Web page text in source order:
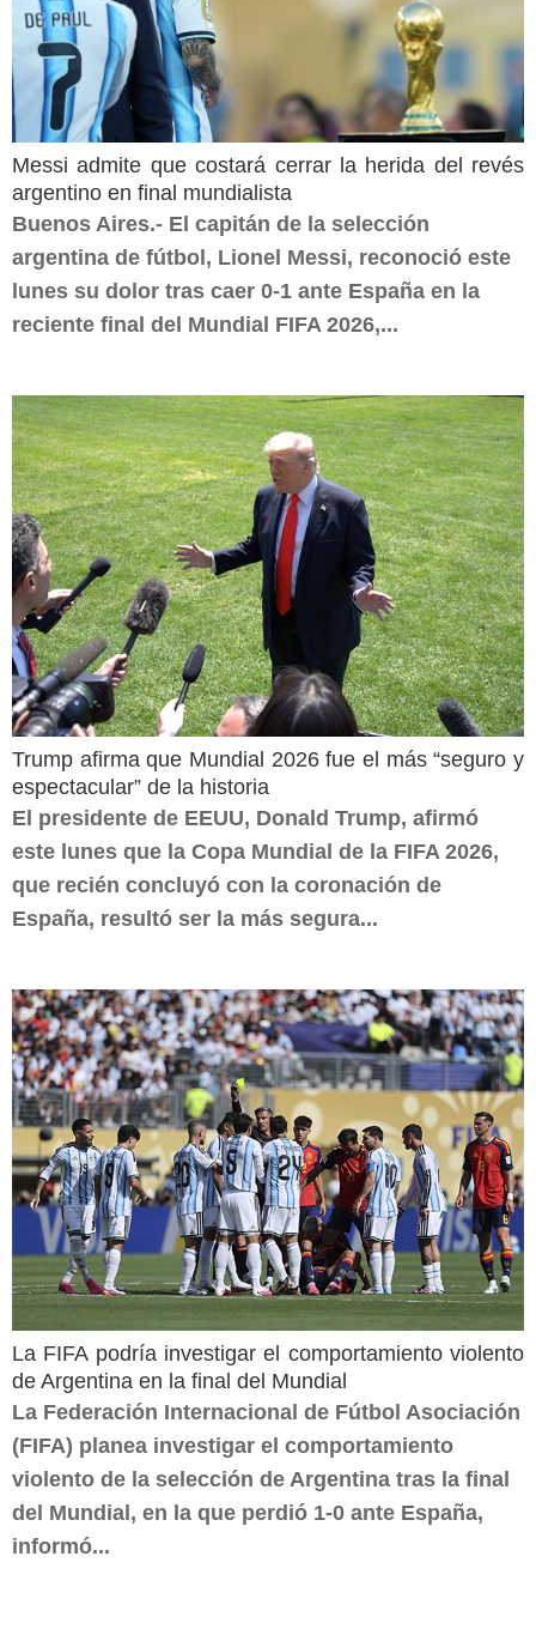
Messi admite que costará cerrar la herida del revés
argentino en final mundialista
Buenos Aires.- El capitán de la selección
argentina de fútbol, Lionel Messi, reconoció este
lunes su dolor tras caer 0-1 ante España en la
reciente final del Mundial FIFA 2026,...
Trump afirma que Mundial 2026 fue el más “seguro y
espectacular” de la historia
El presidente de EEUU, Donald Trump, afirmó
este lunes que la Copa Mundial de la FIFA 2026,
que recién concluyó con la coronación de
España, resultó ser la más segura...
La FIFA podría investigar el comportamiento violento
de Argentina en la final del Mundial
La Federación Internacional de Fútbol Asociación
(FIFA) planea investigar el comportamiento
violento de la selección de Argentina tras la final
del Mundial, en la que perdió 1-0 ante España,
informó...